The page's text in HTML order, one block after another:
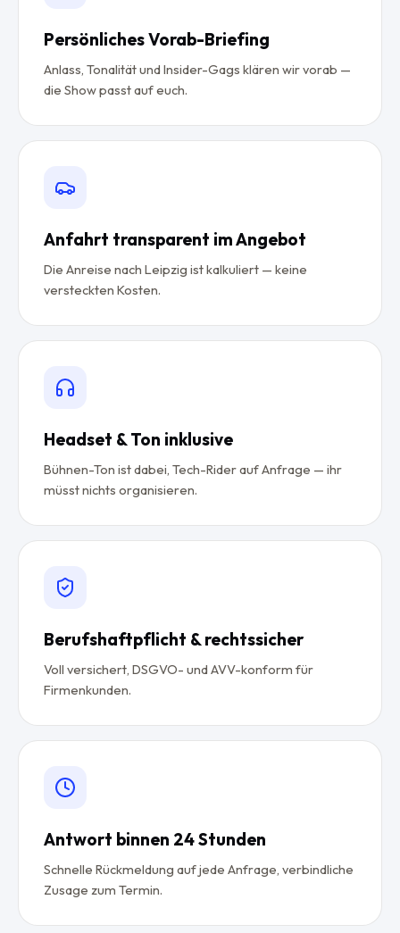
Persönliches Vorab-Briefing
Anlass, Tonalität und Insider-Gags klären wir vorab —
die Show passt auf euch.
Anfahrt transparent im Angebot
Die Anreise nach Leipzig ist kalkuliert — keine
versteckten Kosten.
Headset & Ton inklusive
Bühnen-Ton ist dabei, Tech-Rider auf Anfrage — ihr
müsst nichts organisieren.
Berufshaftpflicht & rechtssicher
Voll versichert, DSGVO- und AVV-konform für
Firmenkunden.
Antwort binnen 24 Stunden
Schnelle Rückmeldung auf jede Anfrage, verbindliche
Zusage zum Termin.